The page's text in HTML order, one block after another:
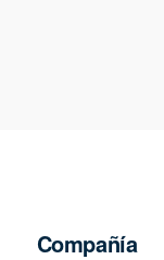
Compañía